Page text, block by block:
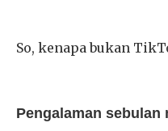
So, kenapa bukan
Pengalaman sebulan